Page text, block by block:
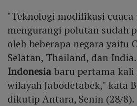
"Teknologi modifikasi
mengurangi polutan sudah
oleh beberapa negara yaitu
Selatan, Thailand, dan
Indonesiabaru pertama
wilayah Jabodetabek," kata
dikutip Antara, Senin (28/8).